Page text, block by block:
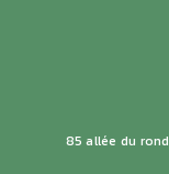
85 allée du